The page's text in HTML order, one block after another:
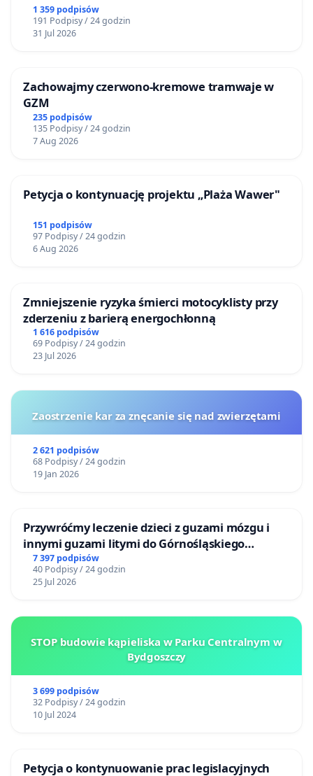
1 359 podpisów
191 Podpisy / 24 godzin
31 Jul 2026
Zachowajmy czerwono-kremowe tramwaje w
GZM
235 podpisów
135 Podpisy / 24 godzin
7 Aug 2026
Petycja o kontynuację projektu „Plaża Wawer"
151 podpisów
97 Podpisy / 24 godzin
6 Aug 2026
Zmniejszenie ryzyka śmierci motocyklisty przy
zderzeniu z barierą energochłonną
1 616 podpisów
69 Podpisy / 24 godzin
23 Jul 2026
Zaostrzenie kar za znęcanie się nad zwierzętami
2 621 podpisów
68 Podpisy / 24 godzin
19 Jan 2026
Przywróćmy leczenie dzieci z guzami mózgu i
innymi guzami litymi do Górnośląskiego
Centrum Zdrowia Dziecka w Katowicach
7 397 podpisów
40 Podpisy / 24 godzin
25 Jul 2026
STOP budowie kąpieliska w Parku Centralnym w
Bydgoszczy
3 699 podpisów
32 Podpisy / 24 godzin
10 Jul 2024
Petycja o kontynuowanie prac legislacyjnych